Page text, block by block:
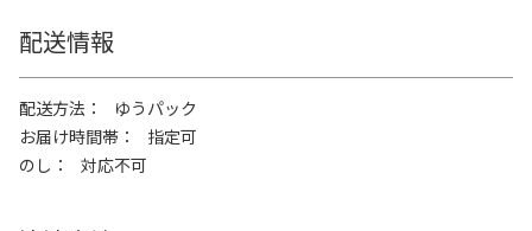
配送情報
配送方法
ゆうパック
お届け時間帯
指定可
のし
対応不可